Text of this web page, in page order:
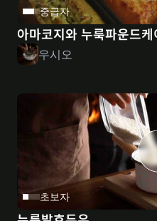
중급자
아마코지와 누룩파운드케
우시오
초보자